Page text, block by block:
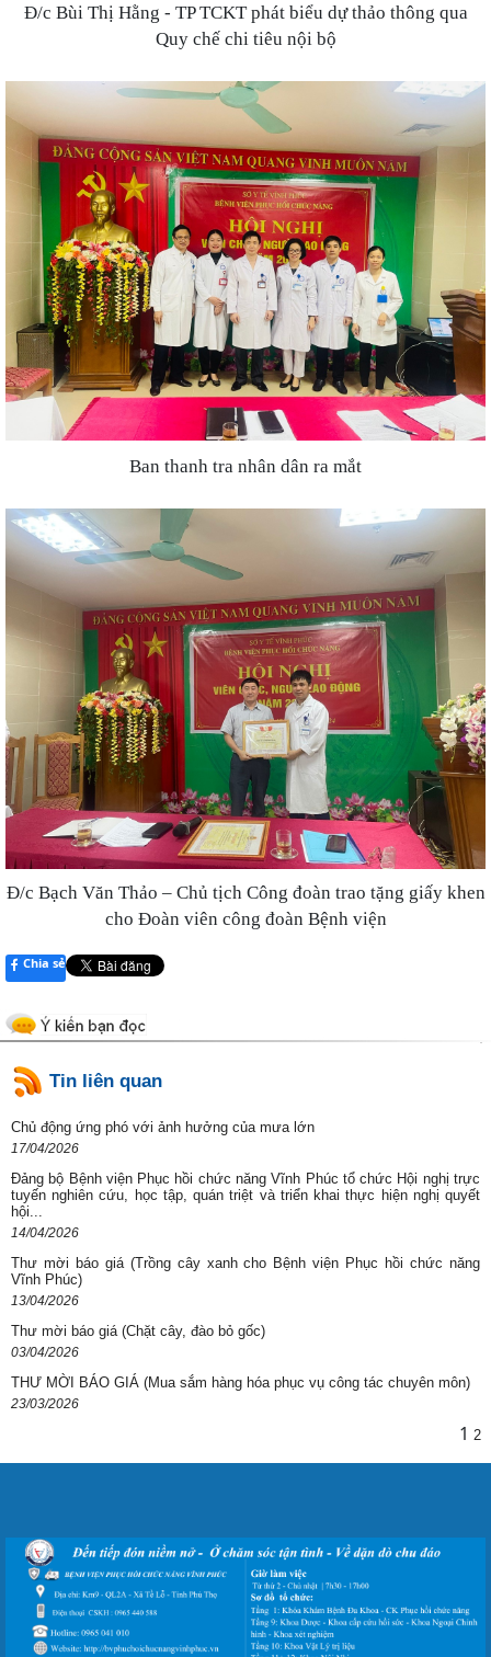
Đ/c Bùi Thị Hằng - TP TCKT phát biểu dự thảo thông qua
Quy chế chi tiêu nội bộ
Ban thanh tra nhân dân ra mắt
Đ/c Bạch Văn Thảo – Chủ tịch Công đoàn trao tặng giấy khen
cho Đoàn viên công đoàn Bệnh viện
Chia sẻ
Tin liên quan
Chủ động ứng phó với ảnh hưởng của mưa lớn
17/04/2026
Đảng bộ Bệnh viện Phục hồi chức năng Vĩnh Phúc tổ chức Hội nghị trực
tuyến nghiên cứu, học tập, quán triệt và triển khai thực hiện nghị quyết
hội...
14/04/2026
Thư mời báo giá (Trồng cây xanh cho Bệnh viện Phục hồi chức năng
Vĩnh Phúc)
13/04/2026
Thư mời báo giá (Chặt cây, đào bỏ gốc)
03/04/2026
THƯ MỜI BÁO GIÁ (Mua sắm hàng hóa phục vụ công tác chuyên môn)
23/03/2026
1 2